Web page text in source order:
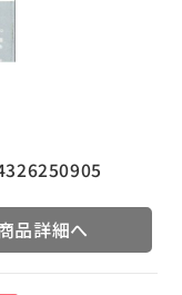
品詳細へ